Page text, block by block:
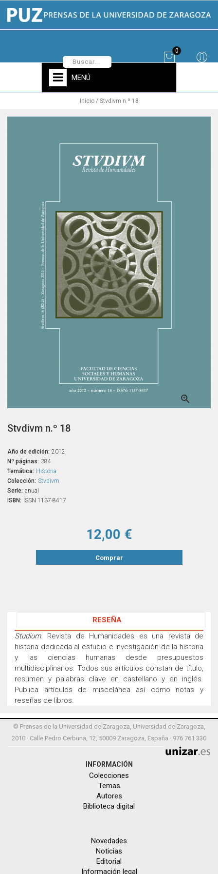
0
MENÚ
Inicio Stvdivm n.º 18

Stvdivm n.º 18
Año de edición: 2012
Nº páginas: 384
Temática: Historia
Colección: Stvdivm
Serie: anual
ISBN: ISSN 1137-8417
12,00 €
Comprar
RESEÑA
Studium. Revista de Humanidades es una revista de
historia dedicada al estudio e investigación de la historia
y las ciencias humanas desde presupuestos
multidisciplinarios. Todos sus artículos constan de título,
resumen y palabras clave en castellano y en inglés.
Publica artículos de miscelánea así como notas y
reseñas de libros.
© Prensas de la Universidad de Zaragoza, Universidad de Zaragoza,
2010 · Calle Pedro Cerbuna, 12, 50009 Zaragoza, España · 976 761 330
INFORMACIÓN
Colecciones
Temas
Autores
Biblioteca digital
Novedades
Noticias
Editorial
Información legal